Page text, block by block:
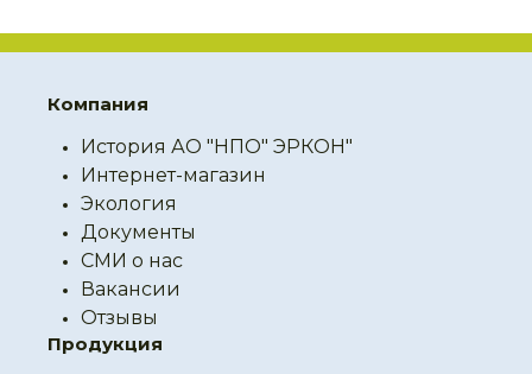
Компания
История АО "НПО" ЭРКОН"
Интернет-магазин
Экология
Документы
СМИ о нас
Вакансии
Отзывы
Продукция